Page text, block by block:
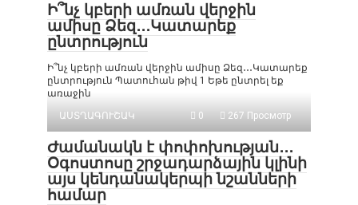
Ի՞նչ կբերի ամռան վերջին
ամիսը Ձեզ․․․Կատարեք
ընտրություն
Ի՞նչ կբերի ամռան վերջին ամիսը Ձեզ․․․Կատարեք
ընտրություն Պատուհան թիվ 1 Եթե ընտրել եք
առաջին
ԱՍՏՂԱԳՈՒՇԱԿ
0 267 Просмотр
Ժամանակն է փոփոխության․․․
Օգոստոսը շրջադարձային կլինի
այս կենդանակերպի նշանների
համար